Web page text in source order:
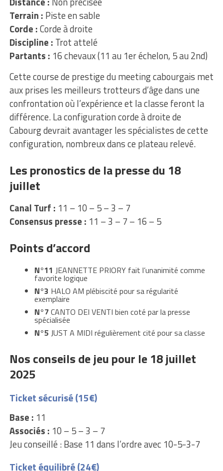
Terrain : Piste en sable
Corde :Corde à droite
Discipline : Trot attelé
Partants : 16 chevaux (11 au 1er échelon, 5 au 2nd)
Cette course de prestige du meeting cabourgais met
aux prises les meilleurs trotteurs d’âge dans une
confrontation où l’expérience et la classe feront la
différence. La configuration corde à droite de
Cabourg devrait avantager les spécialistes de cette
configuration, nombreux dans ce plateau relevé.
Les pronostics de la presse du 18
juillet
Canal Turf : 11 – 10 – 5 – 3 – 7
Consensus presse : 11 – 3 – 7 – 16 – 5
Points d’accord
N°11 JEANNETTE PRIORY fait l’unanimité comme
favorite logique
N°3 HALO AM plébiscité pour sa régularité
exemplaire
N°7CANTO DEI VENTI bien coté par la presse
spécialisée
N°5 JUST A MIDI régulièrement cité pour sa classe
Nos conseils de jeu pour le 18 juillet
2025
Ticket sécurisé (15€)
Base : 11
Associés : 10 – 5 – 3 – 7
Jeu conseillé : Base 11 dans l’ordre avec 10-5-3-7
Ticket équilibré (24€)